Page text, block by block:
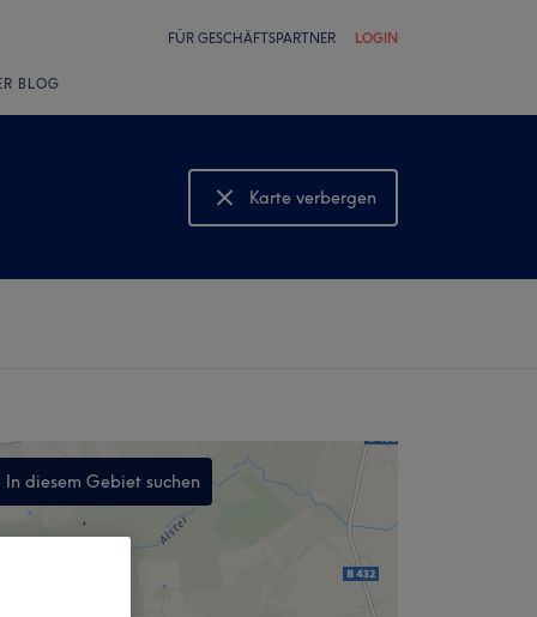
FÜR GESCHÄFTSPARTNER LOGIN
BLOG
Karte verbergen
Karte anzeigen
In diesem Gebiet suchen
,